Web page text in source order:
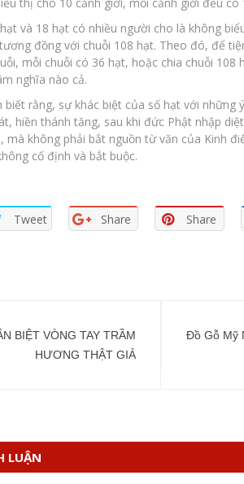
và 18 hạt có nhiều người cho là không
đồng với chuỗi 108 hạt. Theo đó, để
mỗi chuỗi có 36 hạt, hoặc chia chuỗi
nghĩa nào cả.
biết rằng, sự khác biệt của số hạt với những
hiền thánh tăng, sau khi đức Phật nhập
mà không phải bắt nguồn từ văn của Kinh
cố định và bắt buộc.
Tweet Share Share
BIỆT VÒNG TAY TRẦM
HƯƠNG THẬT GIẢ
Đồ Gỗ Mỹ
LUẬN